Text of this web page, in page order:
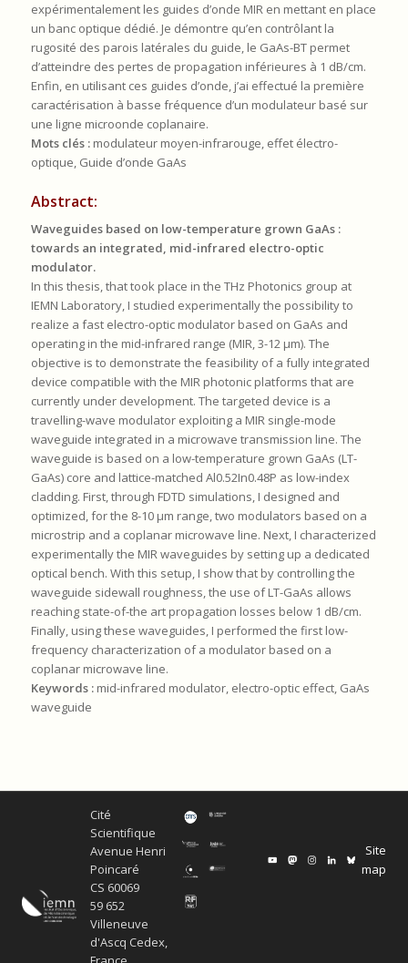
expérimentalement les guides d’onde MIR en mettant en place
un banc optique dédié. Je démontre qu’en contrôlant la
rugosité des parois latérales du guide, le GaAs-BT permet
d’atteindre des pertes de propagation inférieures à 1 dB/cm.
Enfin, en utilisant ces guides d’onde, j’ai effectué la première
caractérisation à basse fréquence d’un modulateur basé sur
une ligne microonde coplanaire.
Mots clés :modulateur moyen-infrarouge, effet électro-
optique, Guide d’onde GaAs
Abstract:
Waveguides based on low-temperature grown GaAs :
towards an integrated, mid-infrared electro-optic
modulator.
In this thesis, that took place in the THz Photonics group at
IEMN Laboratory, I studied experimentally the possibility to
realize a fast electro-optic modulator based on GaAs and
operating in the mid-infrared range (MIR, 3-12 µm). The
objective is to demonstrate the feasibility of a fully integrated
device compatible with the MIR photonic platforms that are
currently under development. The targeted device is a
travelling-wave modulator exploiting a MIR single-mode
waveguide integrated in a microwave transmission line. The
waveguide is based on a low-temperature grown GaAs (LT-
GaAs) core and lattice-matched Al0.52In0.48P as low-index
cladding. First, through FDTD simulations, I designed and
optimized, for the 8-10 µm range, two modulators based on a
microstrip and a coplanar microwave line. Next, I characterized
experimentally the MIR waveguides by setting up a dedicated
optical bench. With this setup, I show that by controlling the
waveguide sidewall roughness, the use of LT-GaAs allows
reaching state-of-the art propagation losses below 1 dB/cm.
Finally, using these waveguides, I performed the first low-
frequency characterization of a modulator based on a
coplanar microwave line.
Keywords :mid-infrared modulator, electro-optic effect, GaAs
waveguide
Cité
Scientifique
Avenue Henri
Poincaré
CS 60069
59 652
Villeneuve
d'Ascq Cedex,
Site
map